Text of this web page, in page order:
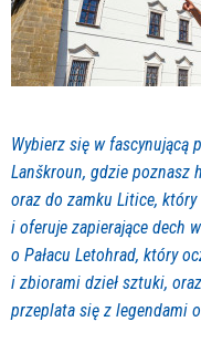
Wybierz się w fascynującą
Lanškroun, gdzie poznasz
oraz do zamku Litice,
i oferuje zapierające dech
o Pałacu Letohrad, który
i zbiorami dzieł sztuki,
przeplata się z legendami